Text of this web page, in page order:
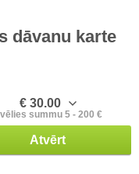
dāvanu karte
€ 30.00
summu 5 - 200 €
Atvērt